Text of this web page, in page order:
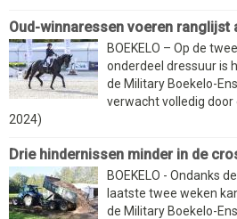
Oud-winnaressen voeren ranglijst
BOEKELO – Op de
onderdeel dressuur is
de Military Boekelo-
verwacht volledig door
2024)
Drie hindernissen minder in de
BOEKELO - Ondanks
laatste twee weken
de Military Boekelo-